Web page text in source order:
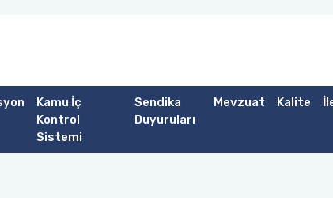
Kamu İç
Kontrol
Sistemi
Sendika
Duyuruları
Mevzuat Kalite